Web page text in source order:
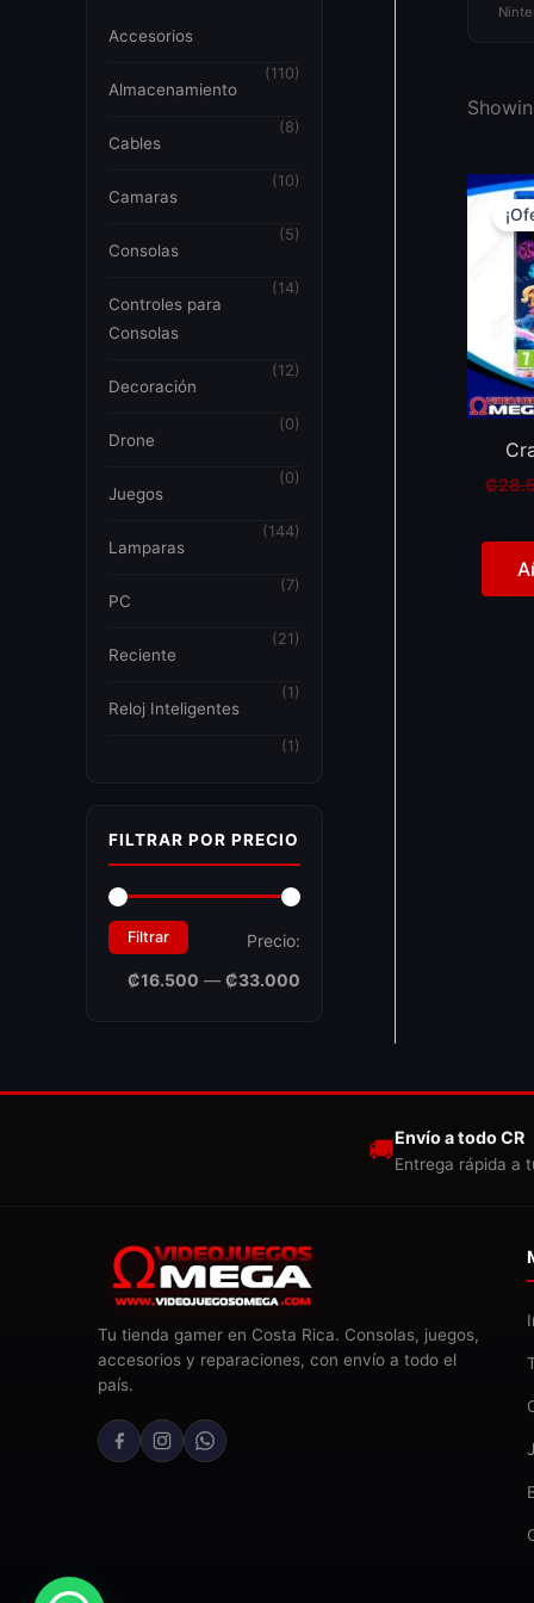
Accesorios
(110)
Almacenamiento
(8)
Cables
(10)
Camaras
(5)
Consolas
(14)
Controles para
Consolas
(12)
Decoración
(0)
Drone
(0)
Juegos
(144)
Lamparas
(7)
PC
(21)
Reciente
(1)
Reloj Inteligentes
(1)
FILTRAR POR PRECIO
Filtrar
Precio:
₡16.500 — ₡33.000
₡
🚚Envío a todo CR
Entrega rápida a
Tu tienda gamer en Costa Rica. Consolas, juegos,
accesorios y reparaciones, con envío a todo el
país.